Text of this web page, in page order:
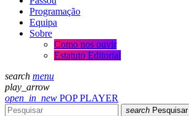
Programação
Equipa
Sobre
Como nos ouvir
Estatuto Editorial
search menu
play_arrow
open_in_new POP PLAYER
search Pesquisar